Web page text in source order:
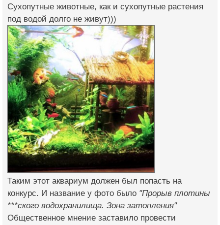
Сухопутные животные, как и сухопутные растения
под водой долго не живут)))
Таким этот аквариум должен был попасть на
конкурс. И название у фото было "Прорыв плотины
***ского водохранилища. Зона затопления"
Общественное мнение заставило провести